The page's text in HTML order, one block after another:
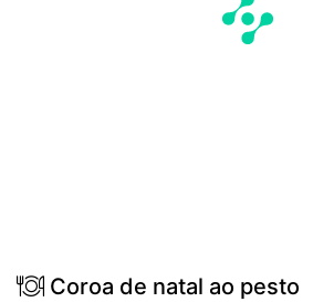
Coroa de natal ao pesto